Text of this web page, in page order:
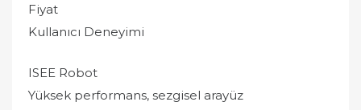
Fiyat
Kullanıcı Deneyimi
ISEE Robot
Yüksek performans, sezgisel arayüz